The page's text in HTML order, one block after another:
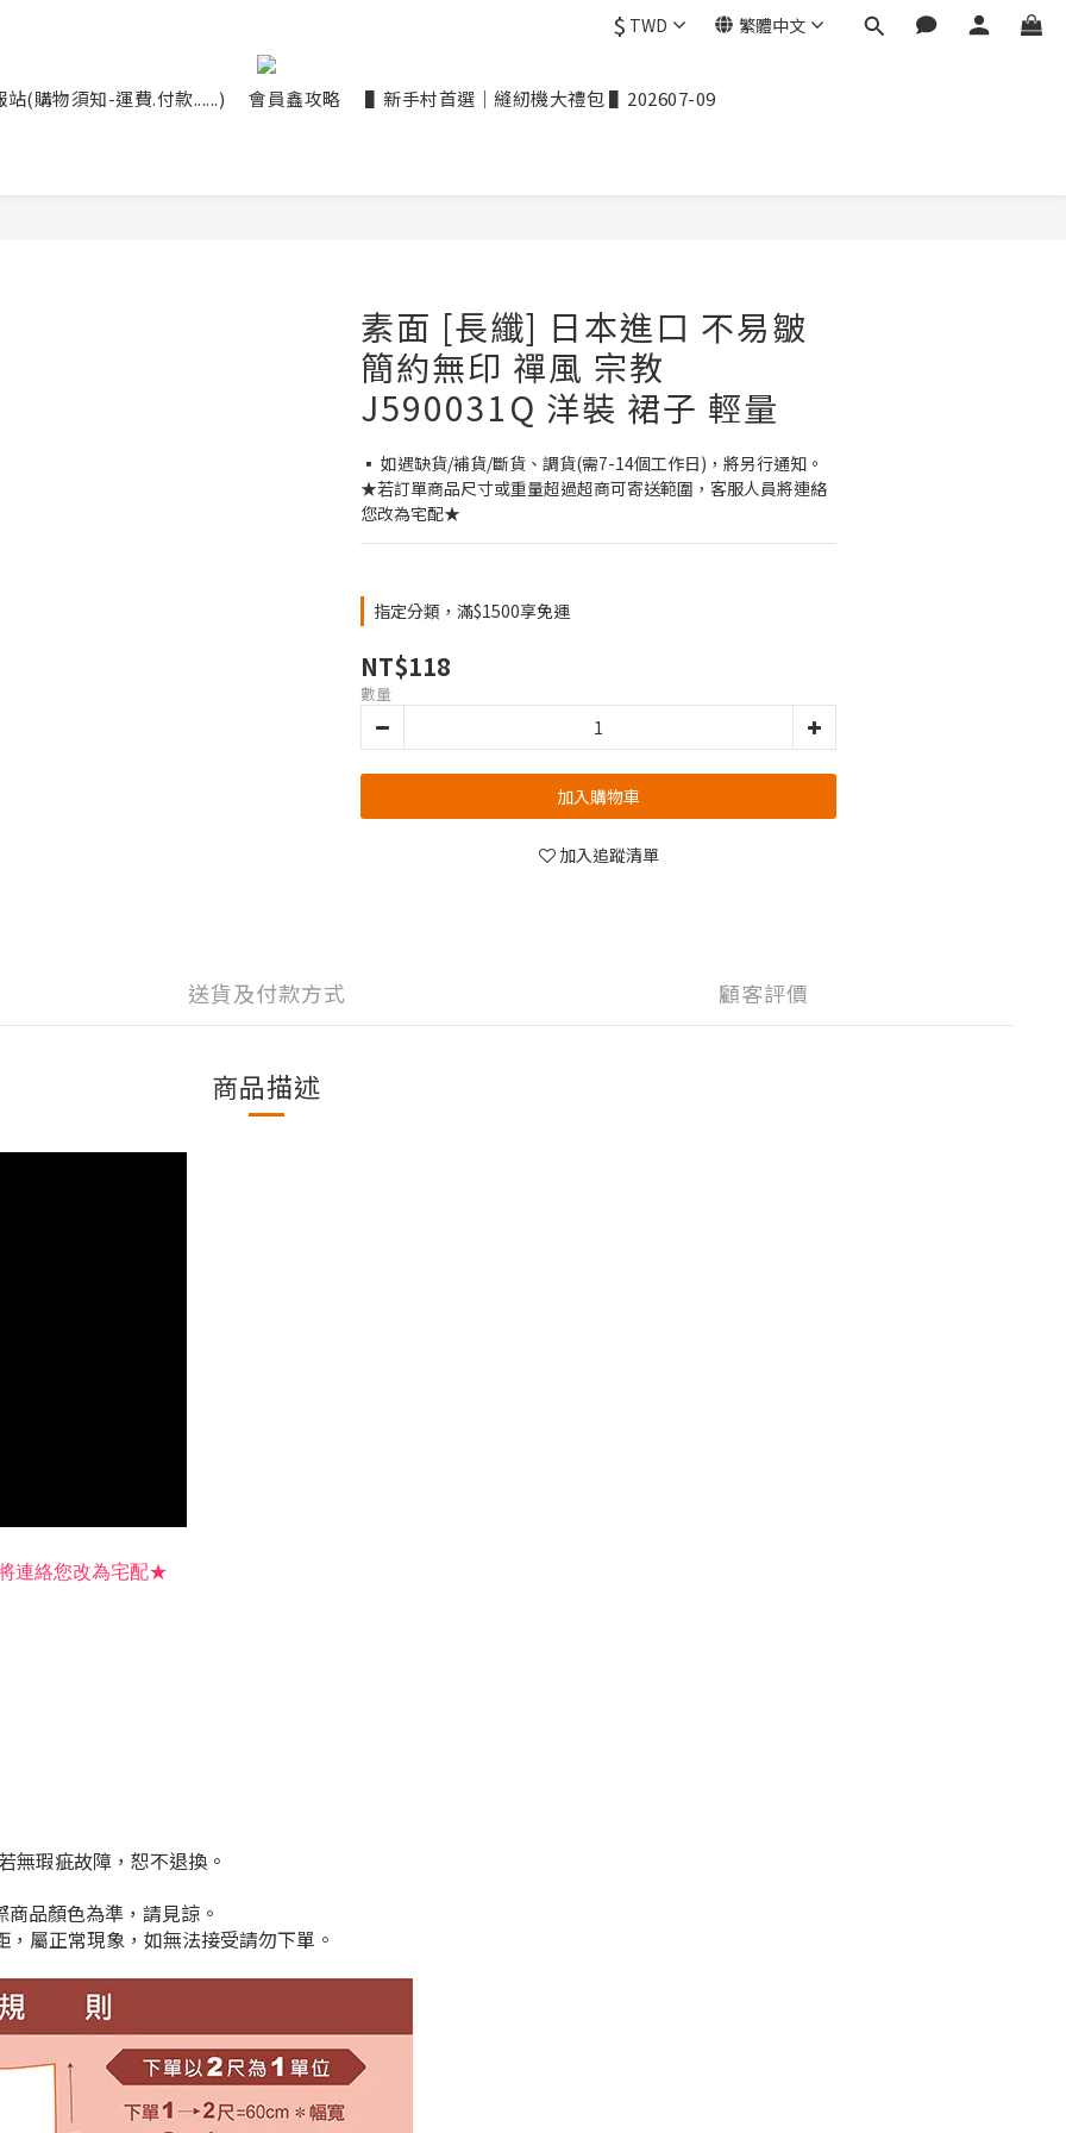
$ TWD 繁體中文
站(購物須知-運費.付款......) 會員鑫攻略 ▌新手村首選｜縫紉機大禮包 ▌202607-09
素面 [長纖] 日本進口 不易皺
簡約無印 禪風 宗教
J590031Q 洋裝 裙子 輕量
▪ 如遇缺貨/補貨/斷貨、調貨(需7-14個工作日)，將另行通知。
★若訂單商品尺寸或重量超過超商可寄送範圍，客服人員將連絡
您改為宅配★
指定分類，滿$1500享免運
NT$118
數量
加入購物車
加入追蹤清單
送貨及付款方式 顧客評價
商品描述
連絡您改為宅配★
無瑕疵故障，恕不退換。
品顏色為準，請見諒。
屬正常現象，如無法接受請勿下單。